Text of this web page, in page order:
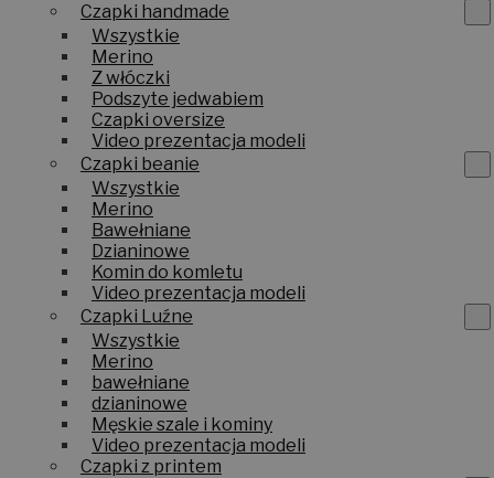
Czapki handmade
Wszystkie
Merino
Z włóczki
Podszyte jedwabiem
Czapki oversize
Video prezentacja modeli
Czapki beanie
Wszystkie
Merino
Bawełniane
Dzianinowe
Komin do komletu
Video prezentacja modeli
Czapki Luźne
Wszystkie
Merino
bawełniane
dzianinowe
Męskie szale i kominy
Video prezentacja modeli
Czapki z printem